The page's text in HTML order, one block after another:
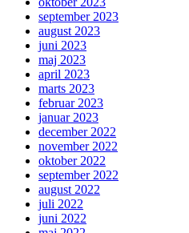
september 2023
august 2023
juni 2023
maj 2023
april 2023
marts 2023
februar 2023
januar 2023
december 2022
november 2022
oktober 2022
september 2022
august 2022
juli 2022
juni 2022